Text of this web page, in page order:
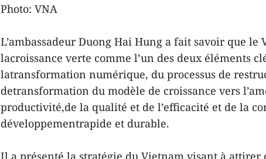
Photo: VNA
L’ambassadeur Duong Hai Hung a fait savoir que
lacroissance verte comme l’un des deux éléments
latransformation numérique, du processus de
detransformation du modèle de croissance vers
productivité,de la qualité et de l’efficacité et de la
développementrapide et durable.
Il a présenté la stratégie du Vietnam visant à attirer